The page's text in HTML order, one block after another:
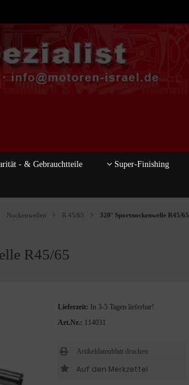
- & Gebrauchtteile Super-Finishing
Nockenwellen R 45/65 320° Sportnockenwelle R45/65
R45/65
Lieferzeit:
In 3-5 Tagen lieferbar!
Art.Nr.: 114031
Artikeldatenblatt drucken